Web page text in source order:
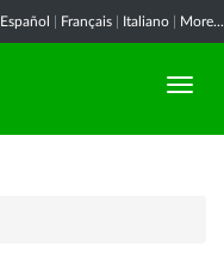
Español Français Italiano More...